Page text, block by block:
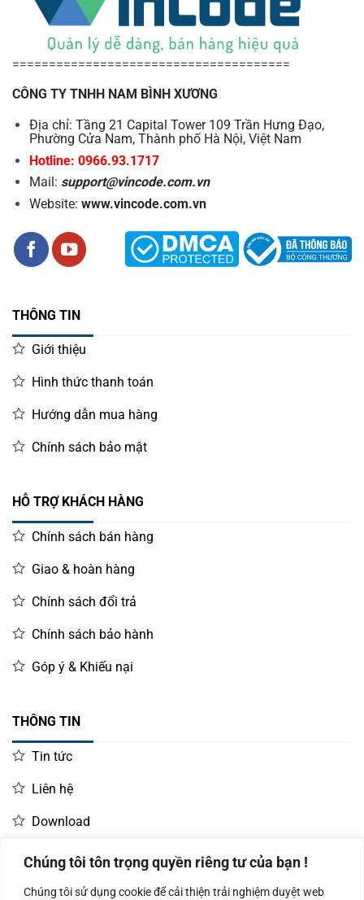
Chúng tôi tôn trọng quyền riêng tư của bạn !
Chúng tôi sử dụng cookie để cải thiện trải nghiệm duyệt web
======================================
CÔNG TY TNHH NAM BÌNH XƯƠNG
Địa chỉ: Tầng 21 Capital Tower 109 Trần Hưng Đạo,
Phường Cửa Nam, Thành phố Hà Nội, Việt Nam
Hotline: 0966.93.1717
Mail: support@vincode.com.vn
Website: www.vincode.com.vn
THÔNG TIN
Giới thiệu
Hình thức thanh toán
Hướng dẫn mua hàng
Chính sách bảo mật
HỖ TRỢ KHÁCH HÀNG
Chính sách bán hàng
Giao & hoàn hàng
Chính sách đổi trả
Chính sách bảo hành
Góp ý & Khiếu nại
THÔNG TIN
Tin tức
Liên hệ
Download
LIÊN HỆ MUA HÀNG